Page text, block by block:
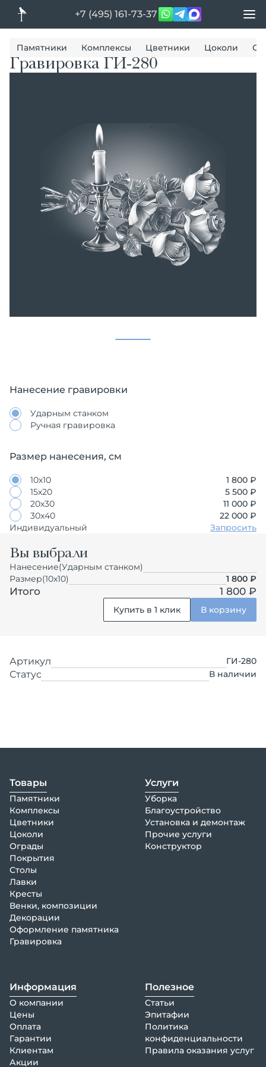
+7 (495) 161-73-37
Памятники Комплексы Цветники Цоколи
Гравировка ГИ-280
Нанесение гравировки
Ударным станком
Ручная гравировка
Размер нанесения, см
10х10
1 800 ₽
15х20
5 500 ₽
20х30
11 000 ₽
30х40
22 000 ₽
Индивидуальный
Запросить
Вы выбрали
Нанесение(Ударным станком)
Размер(10х10) 1 800 ₽
Итого 1 800 ₽
Купить в 1 клик В корзину
Артикул ГИ-280
Статус В наличии
Товары
Памятники
Комплексы
Цветники
Цоколи
Ограды
Покрытия
Столы
Лавки
Кресты
Венки, композиции
Декорации
Оформление памятника
Гравировка
Услуги
Уборка
Благоустройство
Установка и демонтаж
Прочие услуги
Конструктор
Информация
О компании
Цены
Оплата
Гарантии
Клиентам
Акции
Полезное
Статьи
Эпитафии
Политика
конфиденциальности
Правила оказания услуг